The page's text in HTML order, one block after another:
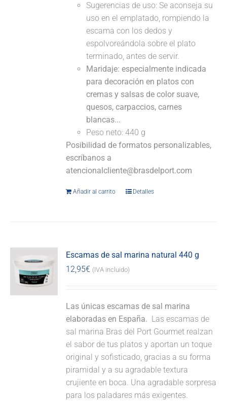
Sugerencias de uso: Se aconseja su
uso en el emplatado, rompiendo la
escama con los dedos y
espolvoreándola sobre el plato
terminado, antes de servir.
Maridaje: especialmente indicada
para decoración en platos con
cremas y salsas de color suave,
quesos, carpaccios, carnes
blancas...
Peso neto: 440 g
Posibilidad de formatos personalizables,
escríbanos a
atencionalcliente@brasdelport.com
Añadir al carrito Detalles
Escamas de sal marina natural 440 g
12,95€ (IVA incluido)
Las únicas escamas de sal marina
elaboradas en España. Las escamas de
sal marina Bras del Port Gourmet realzan
el sabor de tus platos y aportan un toque
original y sofisticado, gracias a su forma
piramidal y a su agradable textura
crujiente en boca. Una agradable sorpresa
para los paladares más exigentes.